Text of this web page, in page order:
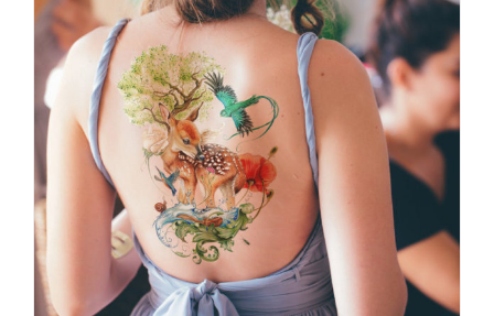
Tatoeage groot
TATOEAGE